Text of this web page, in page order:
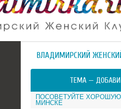
ВЛАДИМИРСКИЙ
ТЕМА —
ПОСОВЕТУЙТЕ
МИНСКЕ